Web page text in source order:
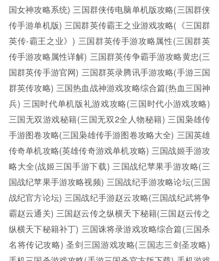
国女神攻略系统) 三国群侠传电脑单机版攻略(三国群侠
传手游单机版) 三国群英传霸王之业游戏攻略(《三国群
英传-霸王之业》) 三国群英传手游攻略属性(三国群英
传手游攻略属性详解) 三国群英传争霸手游攻略黄忠(三
国群英传手游官网) 三国群英录腾讯手游攻略(手游三国
群英传攻略) 三国热血战神游戏攻略综合篇(热血三国神
兵) 三国时代单机版礼游戏攻略(三国时代小游戏攻略)
三国无双游戏秘籍(三国无双2全人物秘籍) 三国枭雄传
手游图卷攻略(三国枭雄传手游图卷攻略大全) 三国英雄
传奇单机攻略(英雄传奇游戏单机攻略) 三国战姬手游攻
略大全(战姬三国手游下载) 三国战纪苹果手游攻略(三
国战纪苹果手游攻略视频) 三国战纪手游攻略论坛(三国
战纪官方论坛) 三国战纪手游赵云攻略(三国战纪武将争
霸赵云通关) 三国赵云传之纵横天下秘籍(三国赵云传之
纵横天下秘籍补丁) 三国诛将录游戏攻略综合篇(三国杀
名将传记攻略) 圣剑三国游戏攻略(三国志三剑圣攻略)